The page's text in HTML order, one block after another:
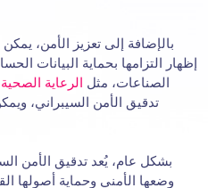
بالإضافة إلى تعزيز الأمن،
إظهار التزامها بحماية البيانات
الصناعات، مثل الرعاية الصحية
تدقيق الأمن السيبراني،
بشكل عام، يُعد تدقيق الأمن
وضعها الأمني وحماية أصولها